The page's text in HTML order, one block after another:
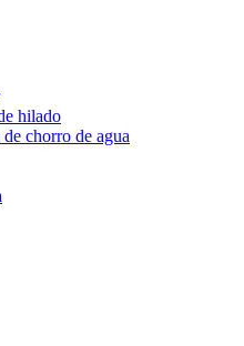
hilado
chorro de agua